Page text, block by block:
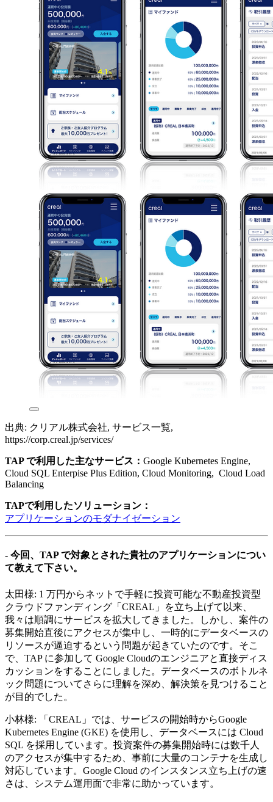
出典: クリアル株式会社, サービス一覧,
https://corp.creal.jp/services/
TAP で利用した主なサービス： Google Kubernetes Engine,
Cloud SQL Enterpise Plus Edition, Cloud Monitoring, Cloud Load
Balancing
TAPで利用したソリューション：
アプリケーションのモダナイゼーション
- 今回、TAP で対象とされた貴社のアプリケーションについ
て教えて下さい。
太田様: 1 万円からネットで手軽に投資可能な不動産投資型
クラウドファンディング「CREAL」を立ち上げて以来、
我々は順調にサービスを拡大してきました。しかし、案件の
募集開始直後にアクセスが集中し、一時的にデータベースの
リソースが逼迫するという問題が起きていたのです。そこ
で、TAP に参加して Google Cloudのエンジニアと直接ディス
カッションをすることにしました。データベースのボトルネ
ック問題についてさらに理解を深め、解決策を見つけること
が目的でした。
小林様: 「CREAL」では、サービスの開始時からGoogle
Kubernetes Engine (GKE) を使用し、データベースには Cloud
SQL を採用しています。投資案件の募集開始時には数千人
のアクセスが集中するため、事前に大量のコンテナを生成し
対応しています。Google Cloud のインスタンス立ち上げの速
さは、システム運用面で非常に助かっています。